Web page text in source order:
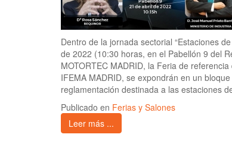
Dentro de la jornada sectorial “Estaciones
de 2022 (10:30 horas, en el Pabellón 9 del
MOTORTEC MADRID, la Feria de
IFEMA MADRID, se expondrán en un
reglamentación destinada a las estaciones
Publicado en Ferias y Salones
Leer más ...